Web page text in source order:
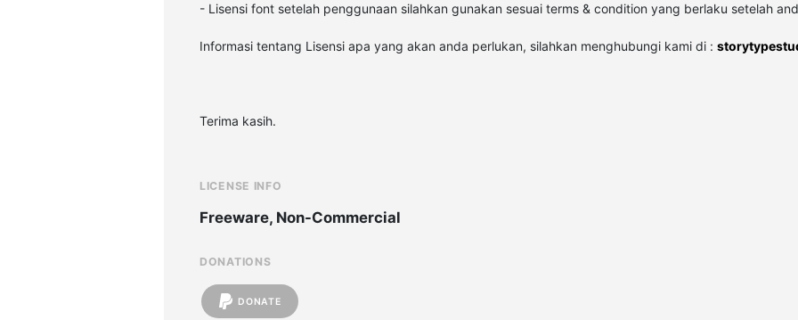
- Lisensi font setelah penggunaan silahkan gunakan sesuai terms & condition yang berlaku setelah
Informasi tentang Lisensi apa yang akan anda perlukan, silahkan menghubungi kami di :
Terima kasih.
LICENSE INFO
Freeware, Non-Commercial
DONATIONS
DONATE